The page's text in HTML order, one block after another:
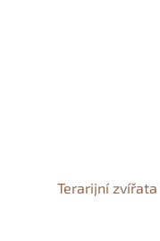
Terarijní zvířata